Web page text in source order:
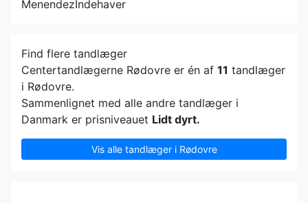
MenendezIndehaver
Find flere tandlæger
Centertandlægerne Rødovre er én af 11 tandlæger
i Rødovre.
Sammenlignet med alle andre tandlæger i
Danmark er prisniveauet Lidt dyrt.
Vis alle tandlæger i Rødovre